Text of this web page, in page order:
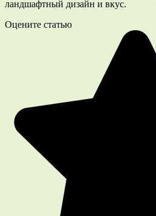
ландшафтный дизайн и вкус.
Оцените статью